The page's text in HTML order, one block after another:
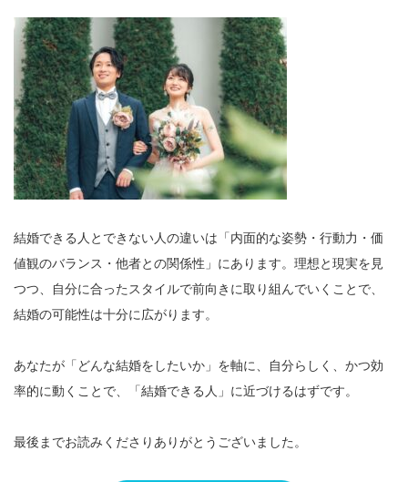
結婚できる人とできない人の違いは「内面的な姿勢・行動力・価
値観のバランス・他者との関係性」にあります。理想と現実を見
つつ、自分に合ったスタイルで前向きに取り組んでいくことで、
結婚の可能性は十分に広がります。
あなたが「どんな結婚をしたいか」を軸に、自分らしく、かつ効
率的に動くことで、「結婚できる人」に近づけるはずです。
最後までお読みくださりありがとうございました。